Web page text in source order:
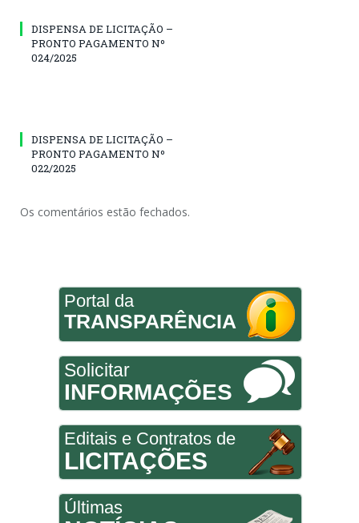
DISPENSA DE LICITAÇÃO –
PRONTO PAGAMENTO Nº
024/2025
DISPENSA DE LICITAÇÃO –
PRONTO PAGAMENTO Nº
022/2025
Os comentários estão fechados.
Portal da
TRANSPARÊNCIA
Solicitar
INFORMAÇÕES
Editais e Contratos de
LICITAÇÕES
Últimas